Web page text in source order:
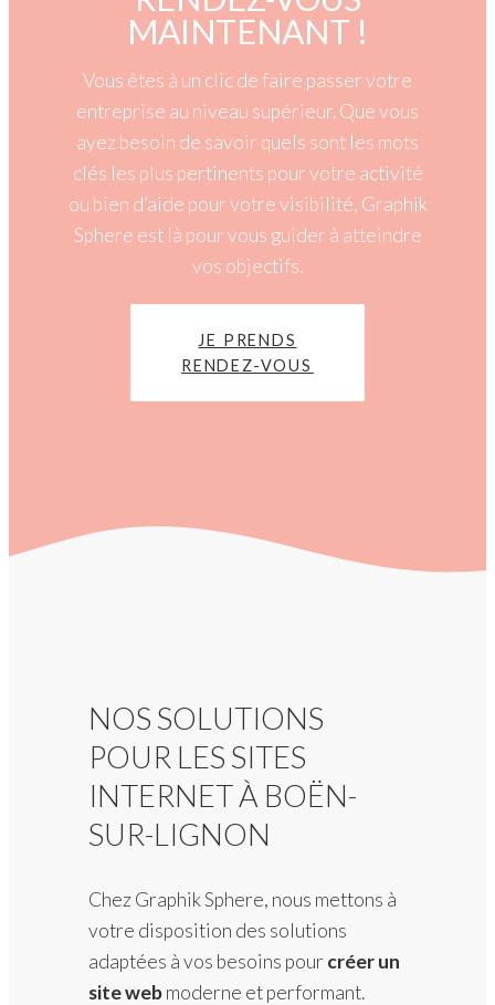
MAINTENANT !
Vous êtes à un clic de faire passer votre
entreprise au niveau supérieur. Que vous
ayez besoin de savoir quels sont les mots
clés les plus pertinents pour votre activité
ou bien d’aide pour votre visibilité, Graphik
Sphere est là pour vous guider à atteindre
vos objectifs.
JE PRENDS
RENDEZ-VOUS
NOS SOLUTIONS
POUR LES SITES
INTERNET À BOËN-
SUR-LIGNON
Chez Graphik Sphere, nous mettons à
votre disposition des solutions
adaptées à vos besoins pour créer un
site webmoderne et performant.